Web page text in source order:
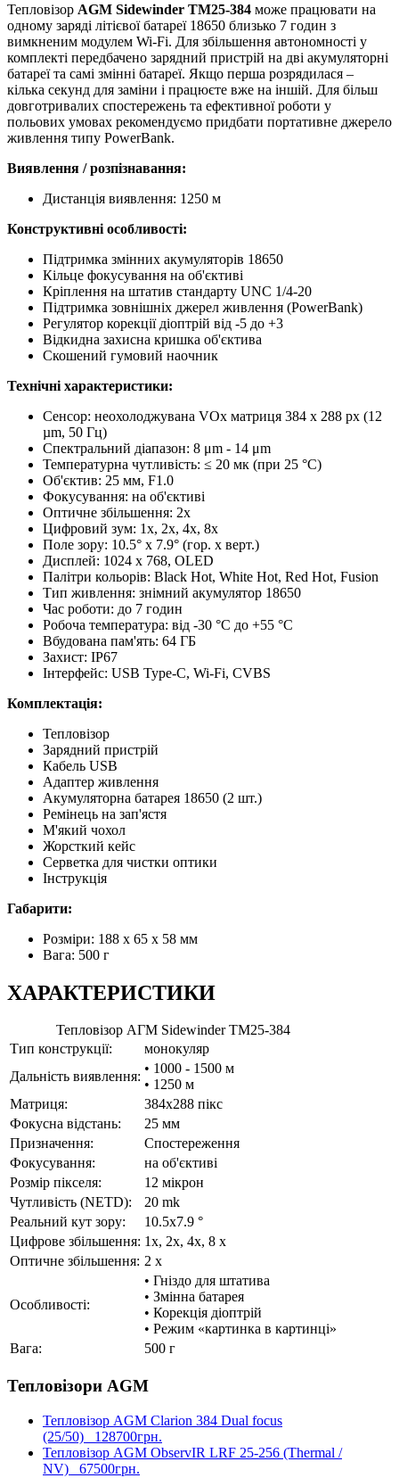
Тепловізор AGM Sidewinder TM25-384 може працювати на
одному заряді літієвої батареї 18650 близько 7 годин з
вимкненим модулем Wi-Fi. Для збільшення автономності у
комплекті передбачено зарядний пристрій на дві акумуляторні
батареї та самі змінні батареї. Якщо перша розрядилася –
кілька секунд для заміни і працюєте вже на іншій. Для більш
довготривалих спостережень та ефективної роботи у
польових умовах рекомендуємо придбати портативне джерело
живлення типу PowerBank.
Виявлення / розпізнавання:
Дистанція виявлення: 1250 м
Конструктивні особливості:
Підтримка змінних акумуляторів 18650
Кільце фокусування на об'єктиві
Кріплення на штатив стандарту UNC 1/4-20
Підтримка зовнішніх джерел живлення (PowerBank)
Регулятор корекції діоптрій від -5 до +3
Відкидна захисна кришка об'єктива
Скошений гумовий наочник
Технічні характеристики:
Сенсор: неохолоджувана VOx матриця 384 х 288 px (12
µm, 50 Гц)
Спектральний діапазон: 8 μm - 14 μm
Температурна чутливість: ≤ 20 мк (при 25 °C)
Об'єктив: 25 мм, F1.0
Фокусування: на об'єктиві
Оптичне збільшення: 2х
Цифровий зум: 1x, 2x, 4x, 8х
Поле зору: 10.5° х 7.9° (гор. x верт.)
Дисплей: 1024 x 768, OLED
Палітри кольорів: Black Hot, White Hot, Red Hot, Fusion
Тип живлення: знімний акумулятор 18650
Час роботи: до 7 годин
Робоча температура: від -30 °C до +55 °C
Вбудована пам'ять: 64 ГБ
Захист: IP67
Інтерфейс: USB Type-C, Wi-Fi, CVBS
Комплектація:
Тепловізор
Зарядний пристрій
Кабель USB
Адаптер живлення
Акумуляторна батарея 18650 (2 шт.)
Ремінець на зап'ястя
М'який чохол
Жорсткий кейс
Серветка для чистки оптики
Інструкція
Габарити:
Розміри: 188 x 65 x 58 мм
Вага: 500 г
ХАРАКТЕРИСТИКИ
Тепловізор АГМ Sidewinder TM25-384
Тип конструкції:
монокуляр
Дальність виявлення:
• 1000 - 1500 м
• 1250 м
Матриця:
384x288 пікс
Фокусна відстань:
25 мм
Призначення:
Спостереження
Фокусування:
на об'єктиві
Розмір пікселя:
12 мікрон
Чутливість (NETD):
20 mk
Реальний кут зору:
10.5x7.9 °
Цифрове збільшення: 1x, 2x, 4x, 8 x
Оптичне збільшення: 2 x
Особливості:
• Гніздо для штатива
• Змінна батарея
• Корекція діоптрій
• Режим «картинка в картинці»
Вага:
500 г
Тепловізори AGM
Тепловізор AGM Clarion 384 Dual focus
(25/50) 128700грн.
Тепловізор AGM ObservIR LRF 25-256 (Thermal /
NV) 67500грн.